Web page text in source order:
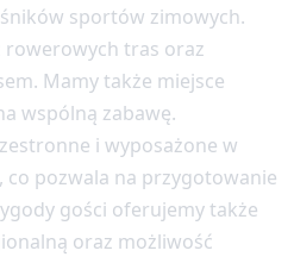
sportów zimowych.
rowerowych tras oraz
Mamy także miejsce
wspólną zabawę.
i wyposażone w
pozwala na przygotowanie
gości oferujemy także
oraz możliwość